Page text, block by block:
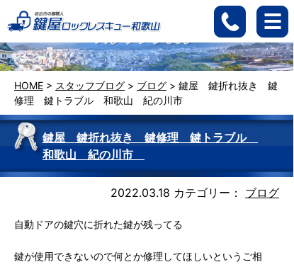
HOME > スタッフブログ > ブログ > 鍵屋 鍵折れ抜き 鍵
修理 鍵トラブル 和歌山 紀の川市
鍵屋 鍵折れ抜き 鍵修理 鍵トラブル
和歌山 紀の川市
2022.03.18 カテゴリー： ブログ
自動ドアの鍵穴に折れた鍵が残ってる
鍵が使用できないので何とか修理してほしいというご相